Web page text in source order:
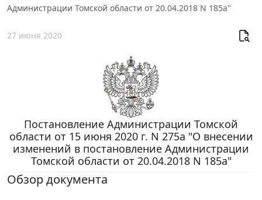
Администрации Томской области от 20.04.2018 N 185а"
27 июня 2020
Постановление Администрации Томской
области от 15 июня 2020 г. N 275а "О внесении
изменений в постановление Администрации
Томской области от 20.04.2018 N 185а"
Обзор документа